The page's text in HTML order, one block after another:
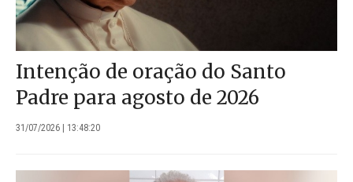
Intenção de oração do Santo
Padre para agosto de 2026
31/07/2026 | 13:48:20